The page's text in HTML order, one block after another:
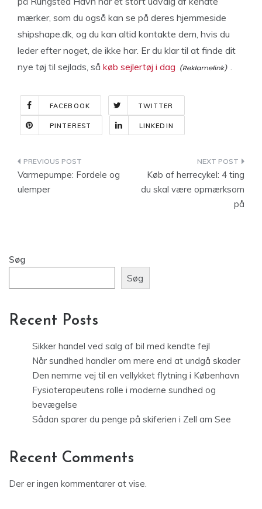
mærker, som du også kan se på deres hjemmeside
shipshape.dk, og du kan altid kontakte dem, hvis du
leder efter noget, de ikke har. Er du klar til at finde dit
nye tøj til sejlads, så køb sejlertøj i dag .
FACEBOOK TWITTER
PINTEREST LINKEDIN
Indlægsnavigation
Varmepumpe: Fordele og
ulemper
Køb af herrecykel: 4 ting
du skal være opmærksom
på
Søg
Søg
Recent Posts
Sikker handel ved salg af bil med kendte fejl
Når sundhed handler om mere end at undgå skader
Den nemme vej til en vellykket flytning i København
Fysioterapeutens rolle i moderne sundhed og
bevægelse
Sådan sparer du penge på skiferien i Zell am See
Recent Comments
Der er ingen kommentarer at vise.